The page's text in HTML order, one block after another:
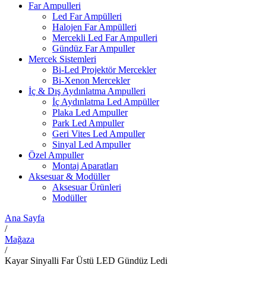
Far Ampulleri
Led Far Ampülleri
Halojen Far Ampülleri
Mercekli Led Far Ampulleri
Gündüz Far Ampuller
Mercek Sistemleri
Bi-Led Projektör Mercekler
Bi-Xenon Mercekler
İç & Dış Aydınlatma Ampulleri
İç Aydınlatma Led Ampüller
Plaka Led Ampuller
Park Led Ampuller
Geri Vites Led Ampuller
Sinyal Led Ampuller
Özel Ampuller
Montaj Aparatları
Aksesuar & Modüller
Aksesuar Ürünleri
Modüller
Ana Sayfa
/
Mağaza
/
Kayar Sinyalli Far Üstü LED Gündüz Ledi